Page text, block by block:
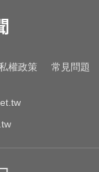
聲
權政策 常見問題